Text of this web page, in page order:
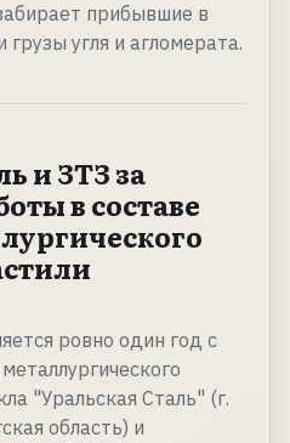
прибывшие в
угля и агломерата.
и ЗТЗ за
в составе
ровно один год с
"Уральская Сталь" (г.
область) и